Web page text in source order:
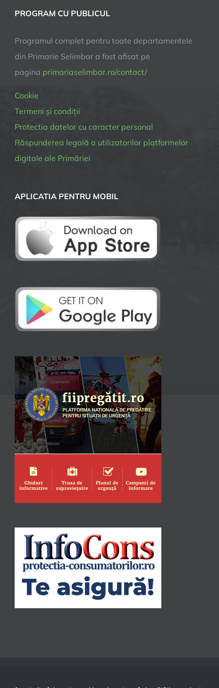
PROGRAM CU PUBLICUL
Programul complet pentru toate departamentele
din Primarie Selimbar a fost afisat pe
pagina primariaselimbar.ro/contact/
Cookie
Termeni și condiții
Protectia datelor cu caracter personal
Răspunderea legală a utilizatorilor platformelor
digitale ale Primăriei
APLICATIA PENTRU MOBIL